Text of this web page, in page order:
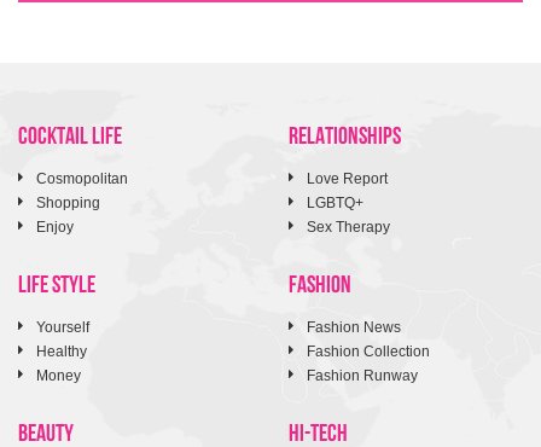
COCKTAIL LIFE
Cosmopolitan
Shopping
Enjoy
RELATIONSHIPS
Love Report
LGBTQ+
Sex Therapy
LIFE STYLE
Yourself
Healthy
Money
FASHION
Fashion News
Fashion Collection
Fashion Runway
BEAUTY HI-TECH